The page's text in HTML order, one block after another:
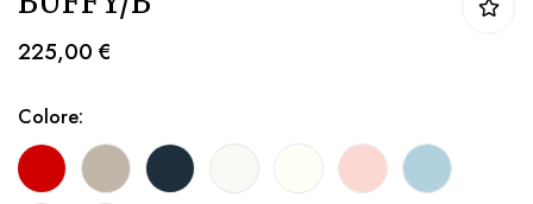
della
galleria
di
immagini
225,00 €
Colore